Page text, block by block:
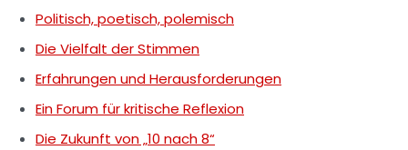
Politisch, poetisch, polemisch
Die Vielfalt der Stimmen
Erfahrungen und Herausforderungen
Ein Forum für kritische Reflexion
Die Zukunft von „10 nach 8“